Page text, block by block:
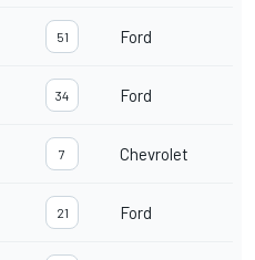
51 Ford
34 Ford
7 Chevrolet
21 Ford